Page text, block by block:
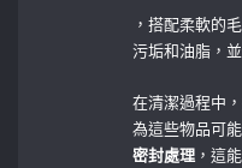
，搭配柔軟的
污垢和油脂，
在清潔過程中
為這些物品可
密封處理 ，這